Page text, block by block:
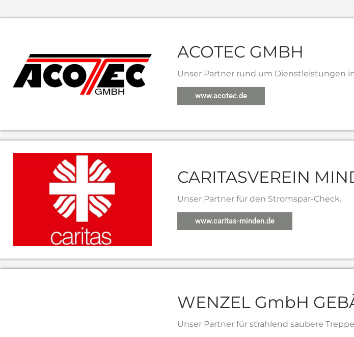
ACOTEC GMBH
Unser Partner rund um Dienstleistungen
www.acotec.de
CARITASVEREIN
Unser Partner für den Stromspar-Check.
www.caritas-minden.de
WENZEL GmbH
Unser Partner für strahlend saubere